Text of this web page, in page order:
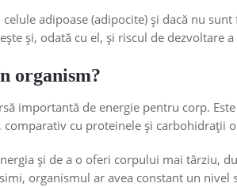
adipoase (adipocite) și dacă nu
și, odată cu el, și riscul de dezvoltare
organism?
importantă de energie pentru corp.
comparativ cu proteinele și carbohidrații
și de a o oferi corpului mai târziu,
organismul ar avea constant un nivel